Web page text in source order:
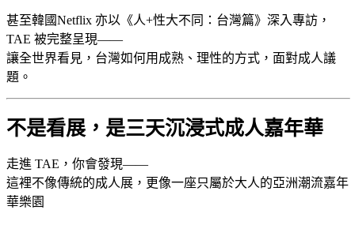
甚至韓國Netflix 亦以《人+性大不同：台灣篇》深入專訪，
TAE 被完整呈現——
讓全世界看見，台灣如何用成熟、理性的方式，面對成人議
題。
不是看展，是三天沉浸式成人嘉年華
走進 TAE，你會發現——
這裡不像傳統的成人展，更像一座只屬於大人的亞洲潮流嘉年
華樂園